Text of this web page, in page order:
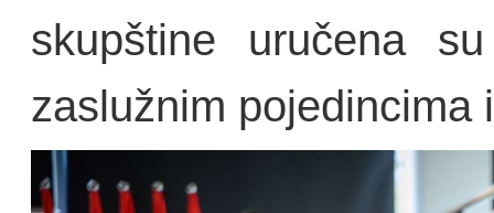
skupštine uručena
zaslužnim pojedincima